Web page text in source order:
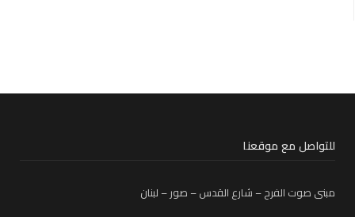
للتواصل مع موقعنا
مبنى صوت الفرح – شارع القدس – صور – لبنان